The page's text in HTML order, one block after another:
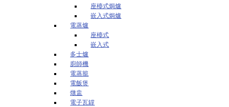
座檯式焗爐
嵌入式焗爐
電蒸爐
座檯式
嵌入式
多士爐
廚師機
電蒸籠
電飯煲
燉盅
電子瓦罉